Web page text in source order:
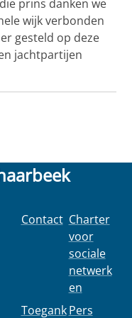
prins danken we
wijk verbonden
gesteld op deze
jachtpartijen
Contact
Toegank
Charter
voor
sociale
netwerk
en
Pers